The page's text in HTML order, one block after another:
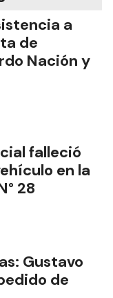
a
de
Nación y
falleció
en la
28
Gustavo
de